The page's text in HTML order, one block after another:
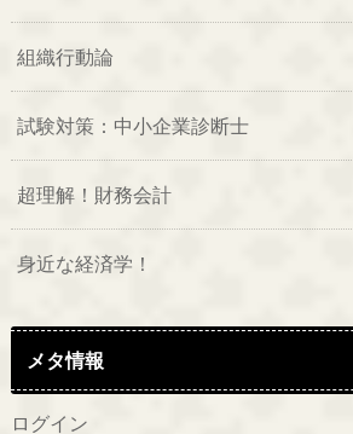
組織行動論
試験対策：中小企業診断士
超理解！財務会計
身近な経済学！
メタ情報
ログイン